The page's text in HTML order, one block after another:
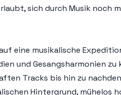
sich durch Musik noch
eine musikalische
und Gesangsharmonien
Tracks bis hin zu
Hintergrund, mühelos